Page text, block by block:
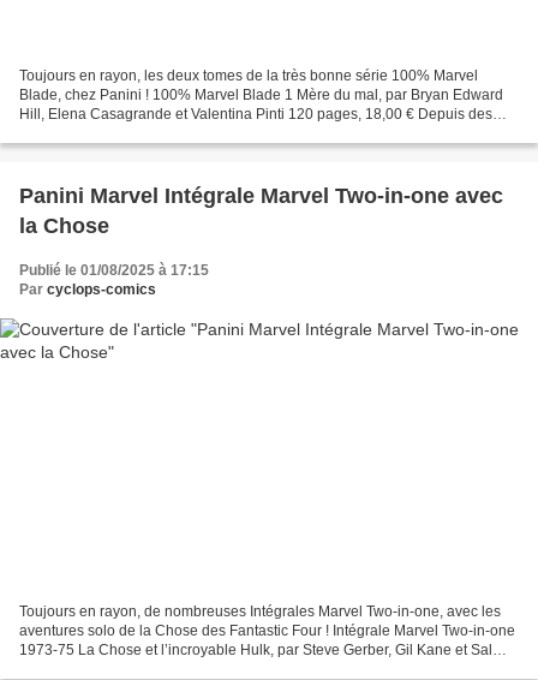
Toujours en rayon, les deux tomes de la très bonne série 100% Marvel
Blade, chez Panini ! 100% Marvel Blade 1 Mère du mal, par Bryan Edward
Hill, Elena Casagrande et Valentina Pinti 120 pages, 18,00 € Depuis des
Panini Marvel Intégrale Marvel Two-in-one avec
la Chose
Publié le 01/08/2025 à 17:15
Par cyclops-comics
Toujours en rayon, de nombreuses Intégrales Marvel Two-in-one, avec les
aventures solo de la Chose des Fantastic Four ! Intégrale Marvel Two-in-one
1973-75 La Chose et l’incroyable Hulk, par Steve Gerber, Gil Kane et Sal